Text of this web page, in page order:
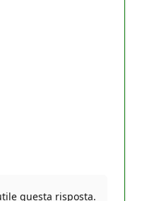
questa risposta.